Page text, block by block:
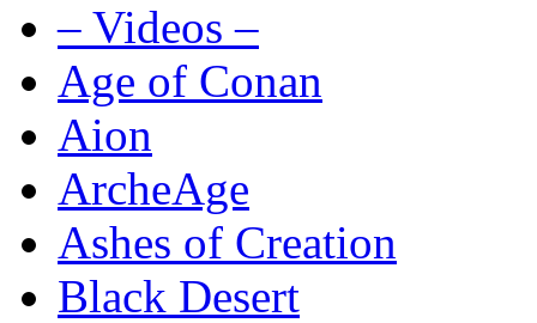
– Videos –
Age of Conan
Aion
ArcheAge
Ashes of Creation
Black Desert